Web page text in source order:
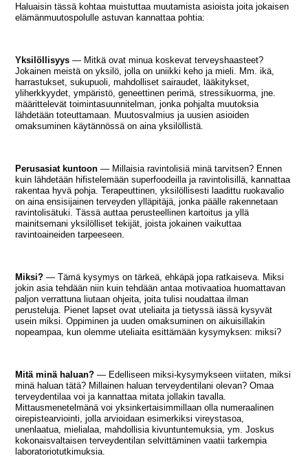
Haluaisin tässä kohtaa muistuttaa muutamista asioista joita jokaisen
elämänmuutospolulle astuvan kannattaa pohtia:
Yksilöllisyys — Mitkä ovat minua koskevat terveyshaasteet?
Jokainen meistä on yksilö, jolla on uniikki keho ja mieli. Mm. ikä,
harrastukset, sukupuoli, mahdolliset sairaudet, lääkitykset,
yliherkkyydet, ympäristö, geneettinen perimä, stressikuorma, jne.
määrittelevät toimintasuunnitelman, jonka pohjalta muutoksia
lähdetään toteuttamaan. Muutosvalmius ja uusien asioiden
omaksuminen käytännössä on aina yksilöllistä.
Perusasiat kuntoon — Millaisia ravintolisiä minä tarvitsen? Ennen
kuin lähdetään hifistelemään superfoodeilla ja ravintolisillä, kannattaa
rakentaa hyvä pohja. Terapeuttinen, yksilöllisesti laadittu ruokavalio
on aina ensisijainen terveyden ylläpitäjä, jonka päälle rakennetaan
ravintolisätuki. Tässä auttaa perusteellinen kartoitus ja yllä
mainitsemani yksilölliset tekijät, joista jokainen vaikuttaa
ravintoaineiden tarpeeseen.
Miksi? — Tämä kysymys on tärkeä, ehkäpä jopa ratkaiseva. Miksi
jokin asia tehdään niin kuin tehdään antaa motivaatioa huomattavan
paljon verrattuna liutaan ohjeita, joita tulisi noudattaa ilman
perusteluja. Pienet lapset ovat uteliaita ja tietyssä iässä kysyvät
usein miksi. Oppiminen ja uuden omaksuminen on aikuisillakin
nopeampaa, kun olemme uteliaita esittämään kysymyksen: miksi?
Mitä minä haluan? — Edelliseen miksi-kysymykseen viitaten, miksi
minä haluan tätä? Millainen haluan terveydentilani olevan? Omaa
terveydentilaa voi ja kannattaa mitata jollakin tavalla.
Mittausmenetelmänä voi yksinkertaisimmillaan olla numeraalinen
oirepistearviointi, jolla arvioidaan esimerkiksi vireystasoa,
unenlaatua, mielialaa, mahdollisia kivuntuntemuksia, ym. Joskus
kokonaisvaltaisen terveydentilan selvittäminen vaatii tarkempia
laboratoriotutkimuksia.